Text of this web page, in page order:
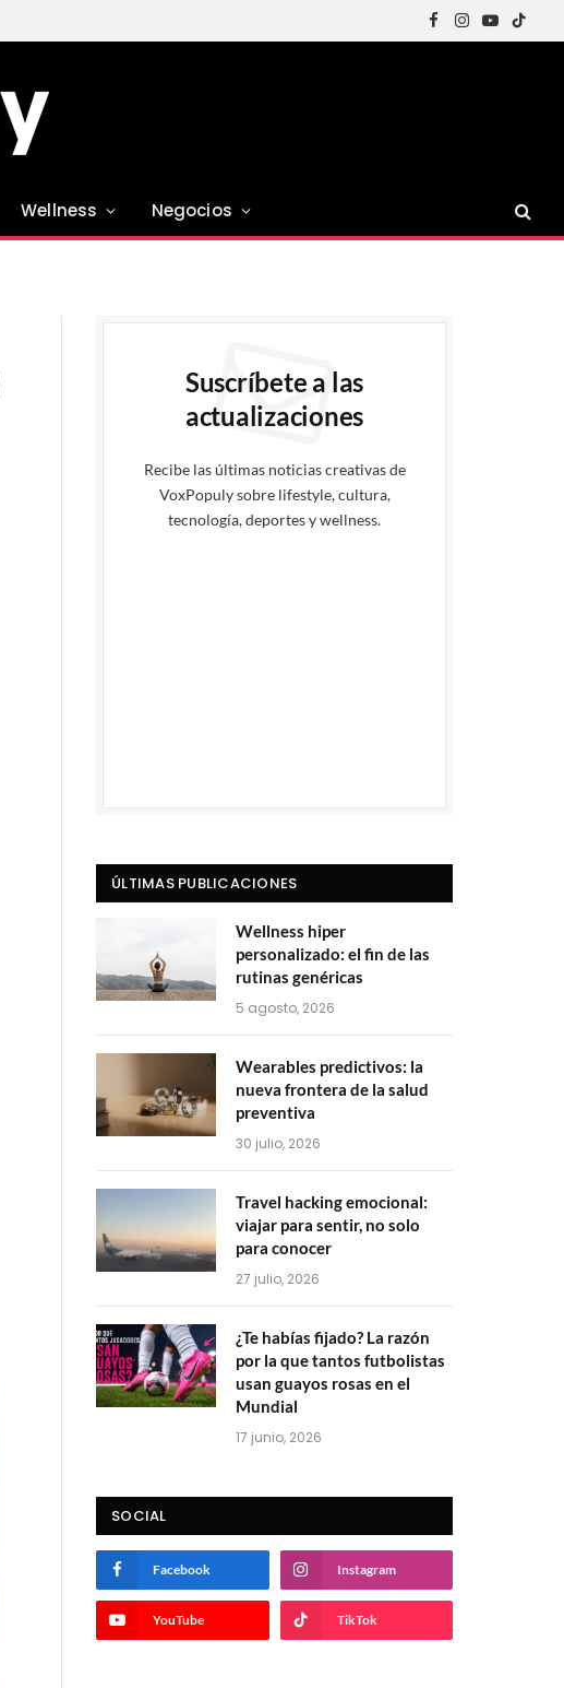
Facebook
Instagram
YouTube
TikTok
Wellness Negocios
Suscríbete a las
actualizaciones
Recibe las últimas noticias creativas de
VoxPopuly sobre lifestyle, cultura,
tecnología, deportes y wellness.
ÚLTIMAS PUBLICACIONES
Wellness hiper
personalizado: el fin de las
rutinas genéricas
5 agosto, 2026
Wearables predictivos: la
nueva frontera de la salud
preventiva
30 julio, 2026
Travel hacking emocional:
viajar para sentir, no solo
para conocer
27 julio, 2026
¿Te habías fijado? La razón
por la que tantos futbolistas
usan guayos rosas en el
Mundial
17 junio, 2026
SOCIAL
Facebook Instagram
YouTube TikTok